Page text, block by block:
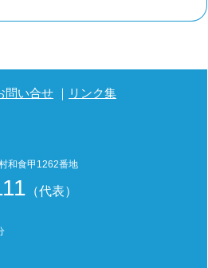
問い合せ リンク集
和食甲1262番地
（代表）